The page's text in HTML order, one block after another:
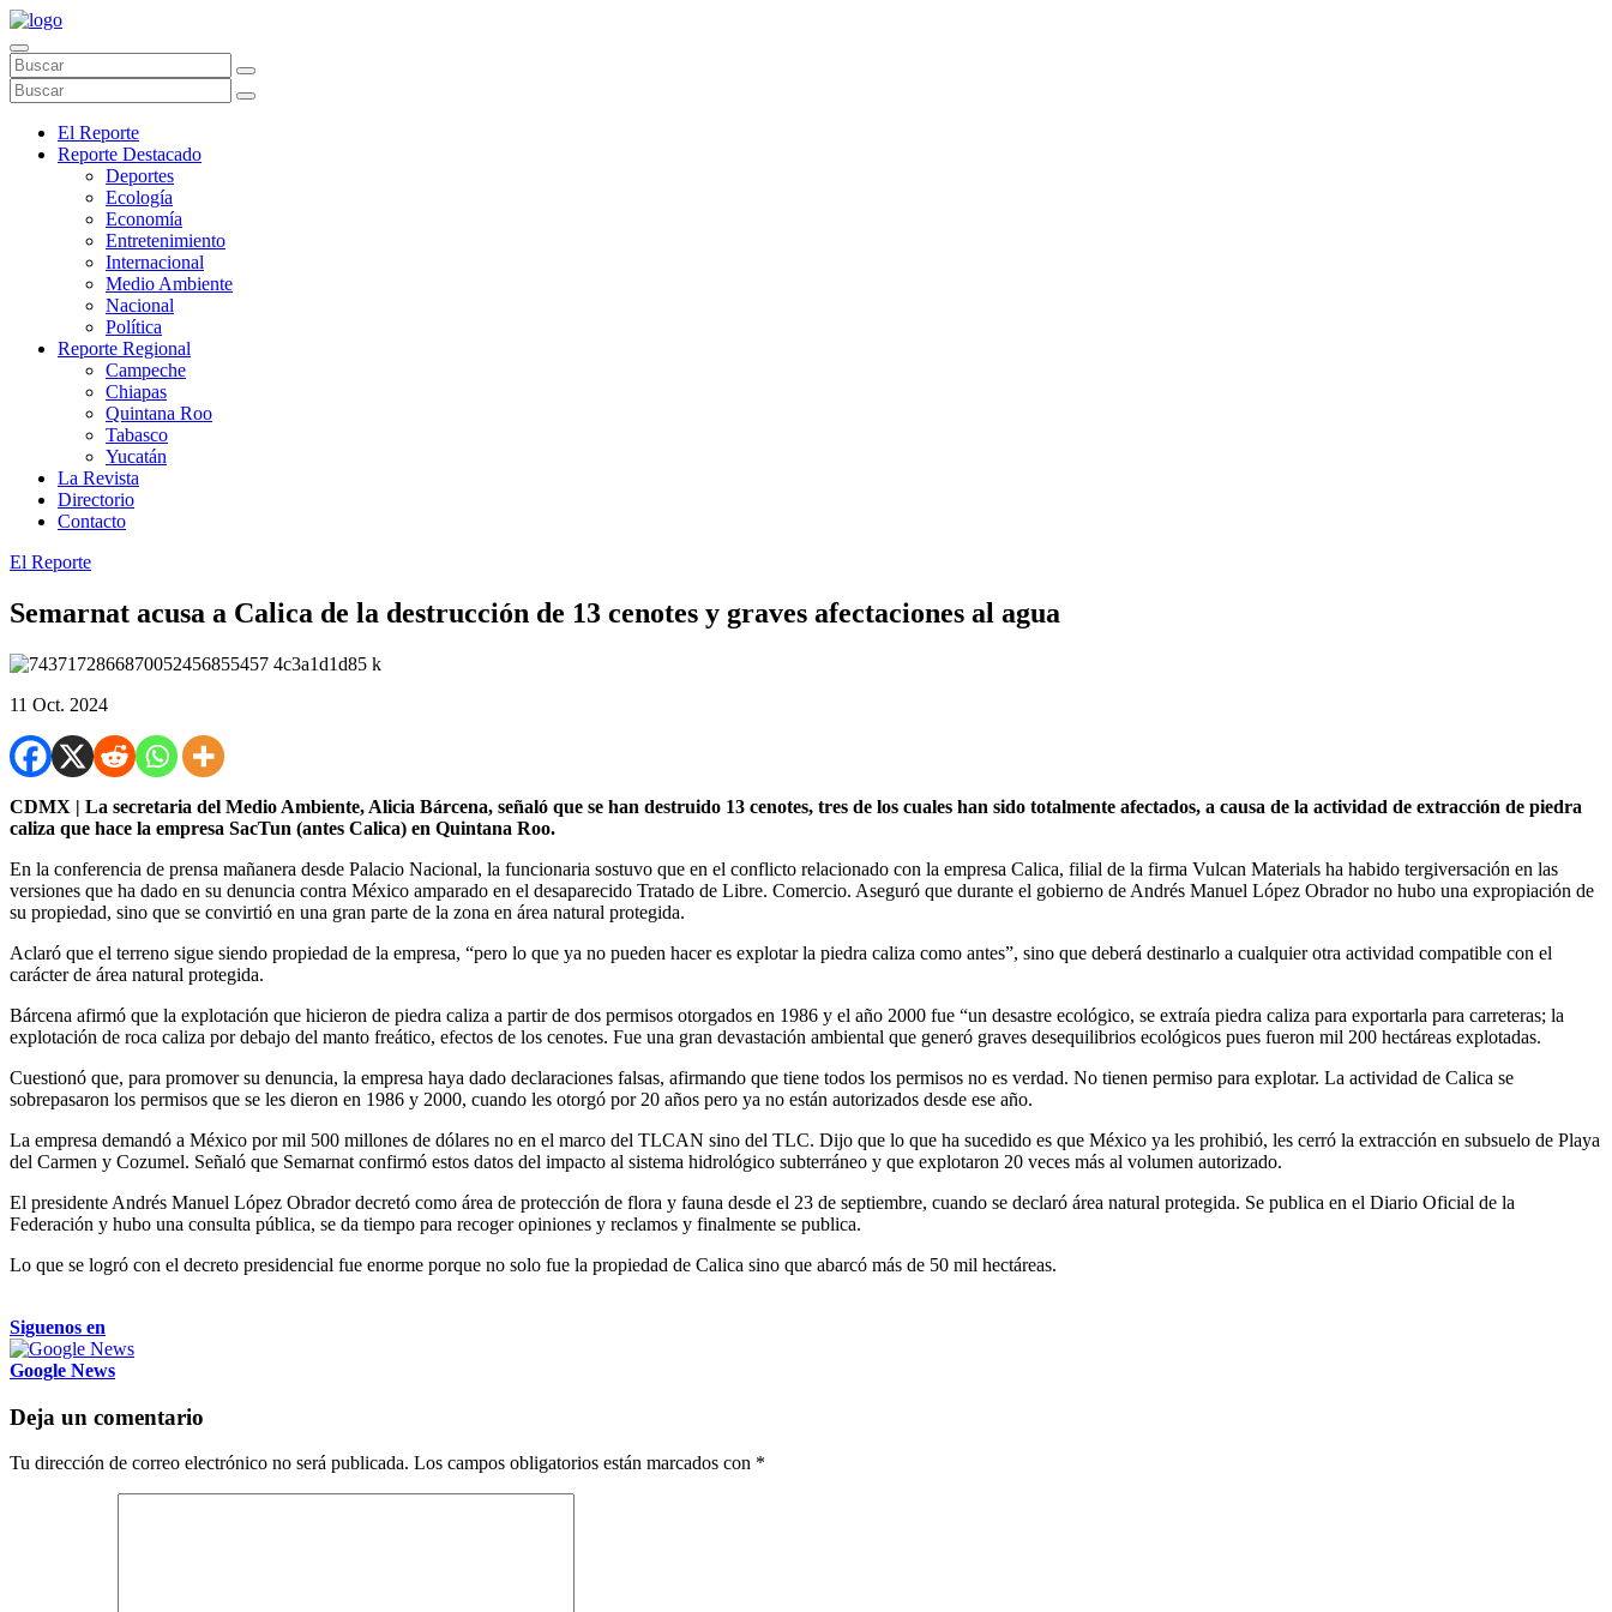
El Reporte
Reporte Destacado
Deportes
Ecología
Economía
Entretenimiento
Internacional
Medio Ambiente
Nacional
Política
Reporte Regional
Campeche
Chiapas
Quintana Roo
Tabasco
Yucatán
La Revista
Directorio
Contacto
El Reporte
Semarnat acusa a Calica de la destrucción de 13 cenotes y graves afectaciones al agua
11 Oct. 2024
CDMX | La secretaria del Medio Ambiente, Alicia Bárcena, señaló que se han destruido 13 cenotes, tres de los cuales han sido totalmente afectados, a causa de la actividad de extracción de piedra
caliza que hace la empresa SacTun (antes Calica) en Quintana Roo.
En la conferencia de prensa mañanera desde Palacio Nacional, la funcionaria sostuvo que en el conflicto relacionado con la empresa Calica, filial de la firma Vulcan Materials ha habido tergiversación en las
versiones que ha dado en su denuncia contra México amparado en el desaparecido Tratado de Libre. Comercio. Aseguró que durante el gobierno de Andrés Manuel López Obrador no hubo una expropiación de
su propiedad, sino que se convirtió en una gran parte de la zona en área natural protegida.
Aclaró que el terreno sigue siendo propiedad de la empresa, “pero lo que ya no pueden hacer es explotar la piedra caliza como antes”, sino que deberá destinarlo a cualquier otra actividad compatible con el
carácter de área natural protegida.
Bárcena afirmó que la explotación que hicieron de piedra caliza a partir de dos permisos otorgados en 1986 y el año 2000 fue “un desastre ecológico, se extraía piedra caliza para exportarla para carreteras; la
explotación de roca caliza por debajo del manto freático, efectos de los cenotes. Fue una gran devastación ambiental que generó graves desequilibrios ecológicos pues fueron mil 200 hectáreas explotadas.
Cuestionó que, para promover su denuncia, la empresa haya dado declaraciones falsas, afirmando que tiene todos los permisos no es verdad. No tienen permiso para explotar. La actividad de Calica se
sobrepasaron los permisos que se les dieron en 1986 y 2000, cuando les otorgó por 20 años pero ya no están autorizados desde ese año.
La empresa demandó a México por mil 500 millones de dólares no en el marco del TLCAN sino del TLC. Dijo que lo que ha sucedido es que México ya les prohibió, les cerró la extracción en subsuelo de Playa
del Carmen y Cozumel. Señaló que Semarnat confirmó estos datos del impacto al sistema hidrológico subterráneo y que explotaron 20 veces más al volumen autorizado.
El presidente Andrés Manuel López Obrador decretó como área de protección de flora y fauna desde el 23 de septiembre, cuando se declaró área natural protegida. Se publica en el Diario Oficial de la
Federación y hubo una consulta pública, se da tiempo para recoger opiniones y reclamos y finalmente se publica.
Lo que se logró con el decreto presidencial fue enorme porque no solo fue la propiedad de Calica sino que abarcó más de 50 mil hectáreas.
Siguenos en
Google News
Deja un comentario
Tu dirección de correo electrónico no será publicada. Los campos obligatorios están marcados con *